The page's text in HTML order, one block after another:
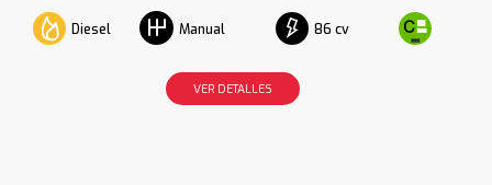
Diesel Manual 86 cv
VER DETALLES